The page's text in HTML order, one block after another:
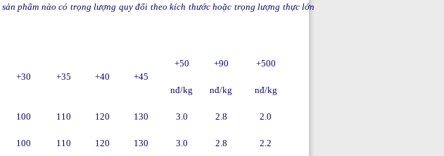
phẩm nào có trọng lượng quy đổi theo kích thước hoặc trọng lượng thực lớn
+30 +35 +40 +45
+50 +90 +500
nđ/kg nđ/kg nđ/kg
100 110 120 130 3.0 2.8 2.0
100 110 120 130 3.0 2.8 2.2